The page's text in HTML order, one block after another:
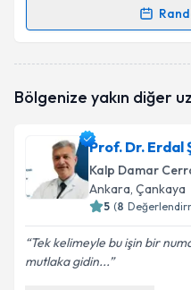
talebi oluşturun. Size
bilgilendireceğiz.
E-posta Adresiniz
Kişisel verilerimin
Metni'ni okudum
kapsamda
Bölgenize yakın diğer
Prof. Dr. Erdal
Kalp Damar
Ankara, Çankaya
5 (8
Tek kelimeyle bu işin bir
mutlaka gidin...